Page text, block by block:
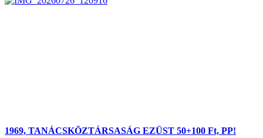
1969, TANÁCSKÖZTÁRSASÁG EZÜST 50+100 Ft, PP!